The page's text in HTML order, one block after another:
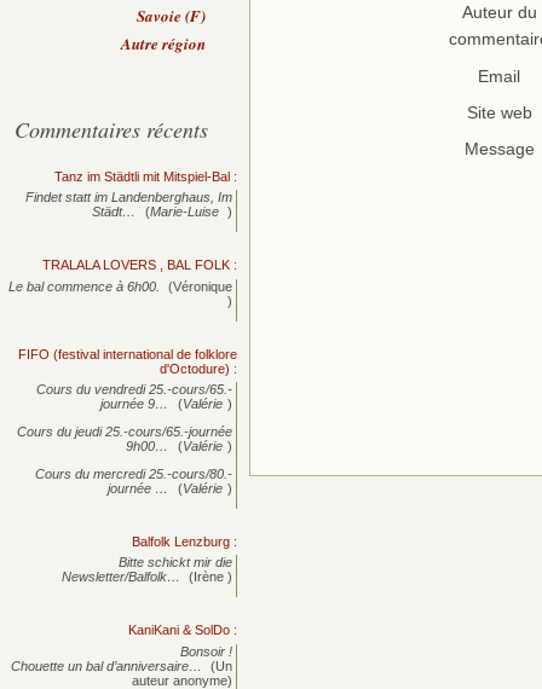
Auteur du
Email
Site web
Message
Savoie (F)
Autre région
Commentaires récents
Tanz im Städtli mit Mitspiel-Bal :
Findet statt im Landenberghaus, Im
Städt…
(Marie-Luise )
TRALALA LOVERS , BAL FOLK :
Le bal commence à 6h00.
(Véronique
)
FIFO (festival international de folklore
d'Octodure) :
Cours du vendredi 25.-cours/65.-
journée 9… (Valérie )
Cours du jeudi 25.-cours/65.-journée
9h00…
(Valérie )
Cours du mercredi 25.-cours/80.-
journée … (Valérie )
Balfolk Lenzburg :
Bitte schickt mir die
Newsletter/Balfolk…
(Irène )
KaniKani & SolDo :
Bonsoir !
Chouette un bal d’anniversaire…
(Un
auteur anonyme)